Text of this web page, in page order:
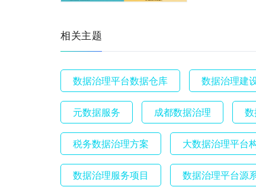
相关主题
数据治理平台数据仓库 数据治理建
元数据服务 成都数据治理
税务数据治理方案 大数据治理平台
数据治理服务项目 数据治理平台源